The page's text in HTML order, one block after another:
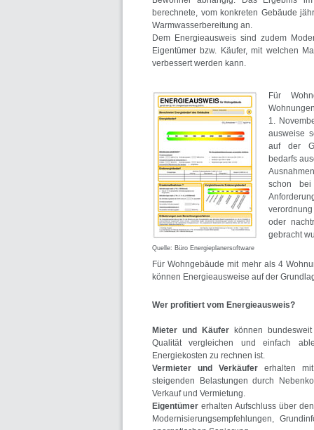
berechnete, vom konkreten Gebäude
Warmwasserbereitung an.
Dem Energieausweis sind zudem
Eigentümer bzw. Käufer, mit welchen
verbessert werden kann.
Für
1.
ausweise
auf der
bedarfs
schon
oder
gebracht
Quelle: Büro Energieplanersoftware
Für Wohngebäude mit mehr als 4
können Energieausweise auf der
Wer profitiert vom Energieausweis?
Mieter und Käufer können
Qualität vergleichen und einfach
Energiekosten zu rechnen ist.
Vermieter und Verkäufer erhalten
steigenden Belastungen durch
Verkauf und Vermietung.
Eigentümer erhalten Aufschluss über
Modernisierungsempfehlungen,